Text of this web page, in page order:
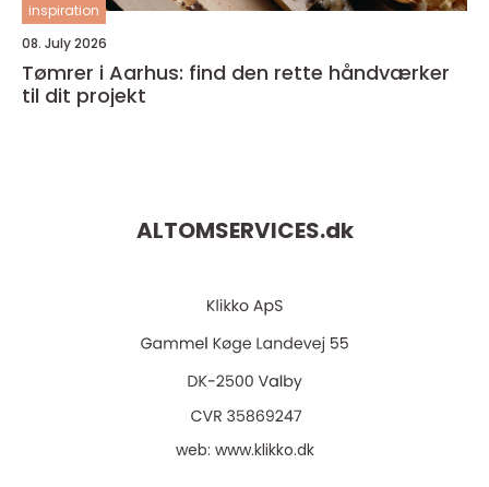
inspiration
08. July 2026
Tømrer i Aarhus: find den rette håndværker
til dit projekt
ALTOMSERVICES.dk
web: www.klikko.dk